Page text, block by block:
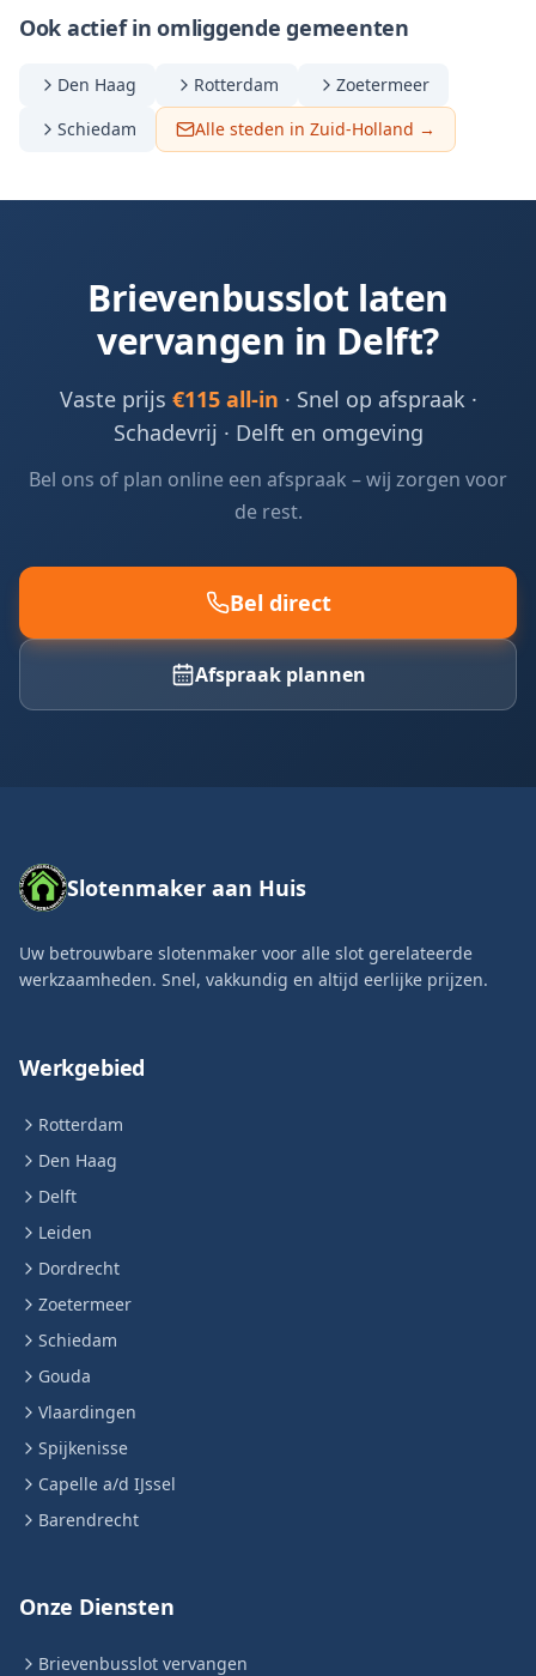
Ook actief in omliggende gemeenten
Den Haag Rotterdam
Zoetermeer
Schiedam
Alle steden in Zuid-Holland →
Brievenbusslot laten
vervangen in Delft?
Vaste prijs €115 all-in · Snel op afspraak ·
Schadevrij · Delft en omgeving
Bel ons of plan online een afspraak – wij zorgen voor
de rest.
Bel direct
Afspraak plannen
Slotenmaker aan Huis
Uw betrouwbare slotenmaker voor alle slot gerelateerde
werkzaamheden. Snel, vakkundig en altijd eerlijke prijzen.
Werkgebied
Rotterdam
Den Haag
Delft
Leiden
Dordrecht
Zoetermeer
Schiedam
Gouda
Vlaardingen
Spijkenisse
Capelle a/d IJssel
Barendrecht
Onze Diensten
Brievenbusslot vervangen